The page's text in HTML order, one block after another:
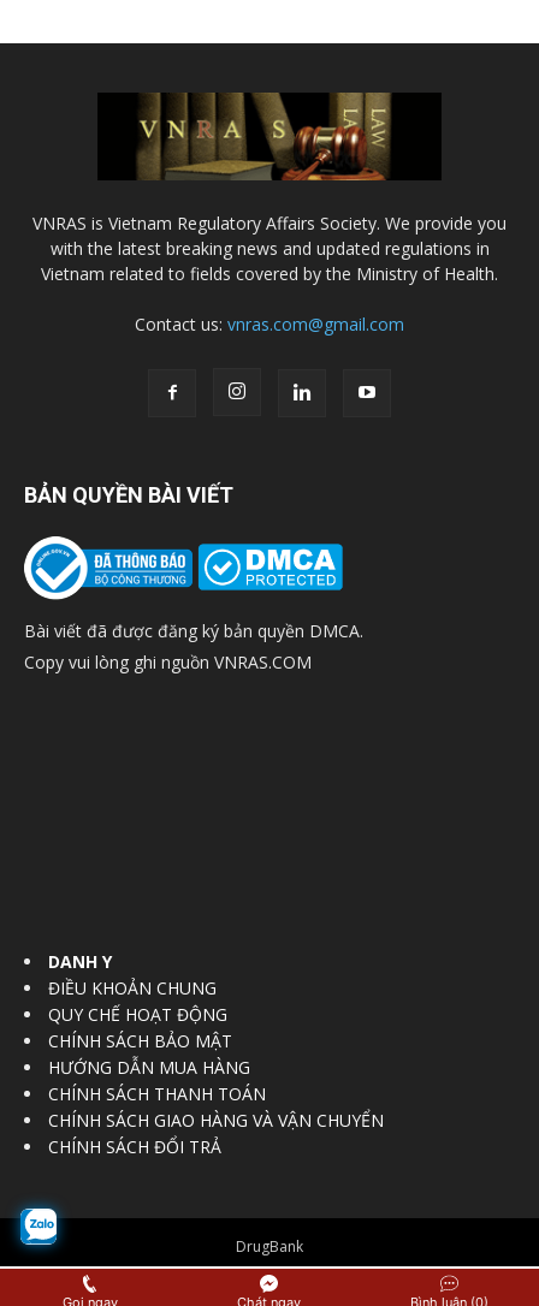
VNRAS is Vietnam Regulatory Affairs Society. We provide you
with the latest breaking news and updated regulations in
Vietnam related to fields covered by the Ministry of Health.
Contact us: vnras.com@gmail.com
BẢN QUYỀN BÀI VIẾT
Bài viết đã được đăng ký bản quyền DMCA.
Copy vui lòng ghi nguồn VNRAS.COM
DANH Y
ĐIỀU KHOẢN CHUNG
QUY CHẾ HOẠT ĐỘNG
CHÍNH SÁCH BẢO MẬT
HƯỚNG DẪN MUA HÀNG
CHÍNH SÁCH THANH TOÁN
CHÍNH SÁCH GIAO HÀNG VÀ VẬN CHUYỂN
CHÍNH SÁCH ĐỔI TRẢ
DrugBank
© Copyright 2016 - 2017 Vietnam Regulatory Affairs Society
Gọi ngay Chát ngay Bình luận (0)